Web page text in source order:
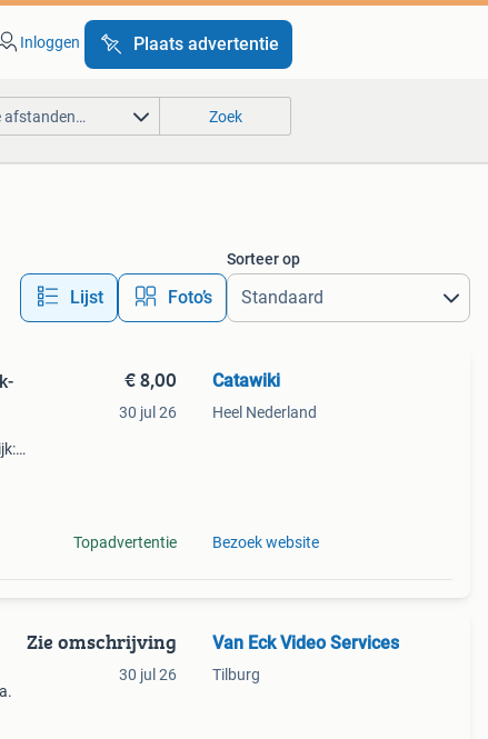
Inloggen Plaats advertentie
afstanden… Zoek
Lijst Foto’s
Sorteer op
€ 8,00
30 jul 26
Topadvertentie
Catawiki
Heel Nederland
Bezoek website
Zie omschrijving
30 jul 26
Van Eck Video Services
Tilburg